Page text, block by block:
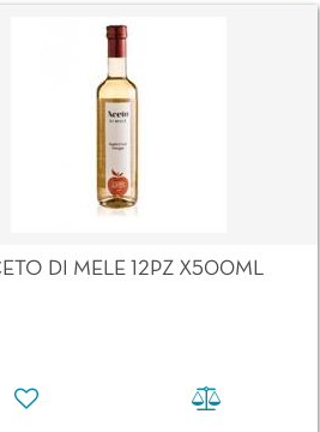
DI MELE 12PZ X500ML